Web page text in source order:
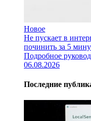
Новое
Не пускает в
починить за 5
Подробное
06.08.2026
Последние